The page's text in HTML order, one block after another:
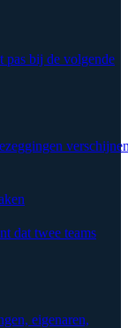
bij de volgende
dat twee teams
eigenaren,